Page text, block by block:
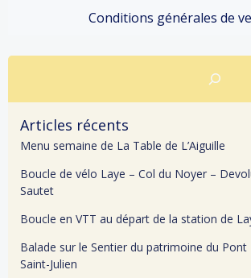
Conditions générales de
Rechercher
Articles récents
Menu semaine de La Table de L’Aiguille
Boucle de vélo Laye – Col du Noyer –
Sautet
Boucle en VTT au départ de la station de
Balade sur le Sentier du patrimoine du Pont
Saint-Julien